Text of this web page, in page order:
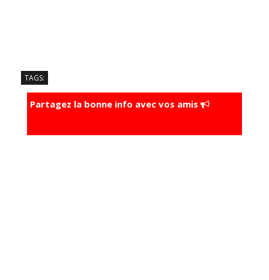
TAGS:
Partagez la bonne info avec vos amis